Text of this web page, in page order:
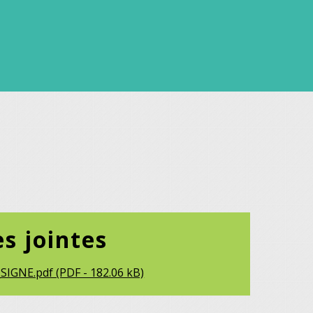
jointes
(PDF - 182.06 kB)